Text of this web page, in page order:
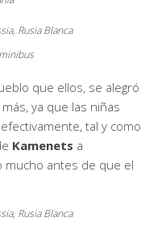
que ellos, se alegró
ya que las niñas
tal y como
Kamenets a
mucho antes de que el